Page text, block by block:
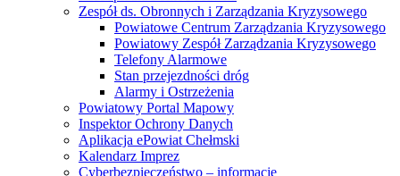
Zespół ds. Obronnych i Zarządzania Kryzysowego
Powiatowe Centrum Zarządzania Kryzysowego
Powiatowy Zespół Zarządzania Kryzysowego
Telefony Alarmowe
Stan przejezdności dróg
Alarmy i Ostrzeżenia
Powiatowy Portal Mapowy
Inspektor Ochrony Danych
Aplikacja ePowiat Chełmski
Kalendarz Imprez
Cyberbezpieczeństwo – informacje